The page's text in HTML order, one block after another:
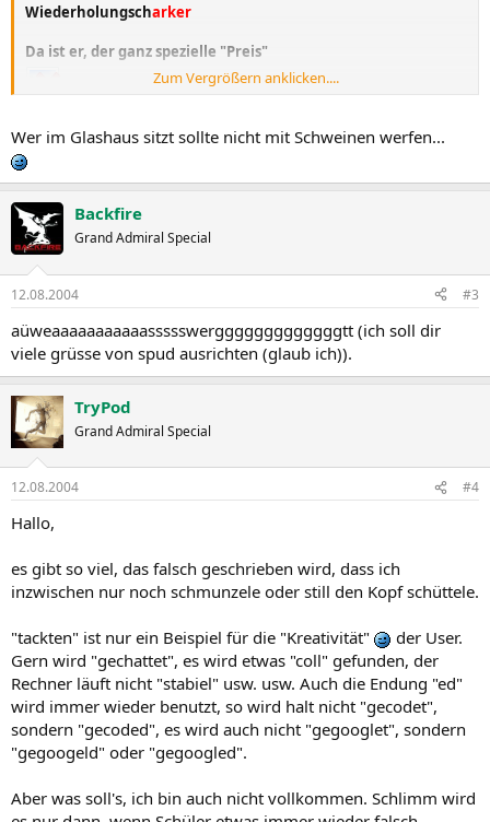
Wiederholungscharker
Da ist er, der ganz spezielle "Preis"
Mit nicht ganz bierernst gemeinten Grüssen * 2
gruenmuckel
Zum Vergrößern anklicken....
Wer im Glashaus sitzt sollte nicht mit Schweinen werfen...
Backfire
Grand Admiral Special
12.08.2004 #3
aüweaaaaaaaaaaassssswergggggggggggggtt (ich soll dir
viele grüsse von spud ausrichten (glaub ich)).
TryPod
Grand Admiral Special
12.08.2004 #4
Hallo,
es gibt so viel, das falsch geschrieben wird, dass ich
inzwischen nur noch schmunzele oder still den Kopf schüttele.
"tackten" ist nur ein Beispiel für die "Kreativität"
der User.
Gern wird "gechattet", es wird etwas "coll" gefunden, der
Rechner läuft nicht "stabiel" usw. usw. Auch die Endung "ed"
wird immer wieder benutzt, so wird halt nicht "gecodet",
sondern "gecoded", es wird auch nicht "gegooglet", sondern
"gegoogeld" oder "gegoogled".
Aber was soll's, ich bin auch nicht vollkommen. Schlimm wird